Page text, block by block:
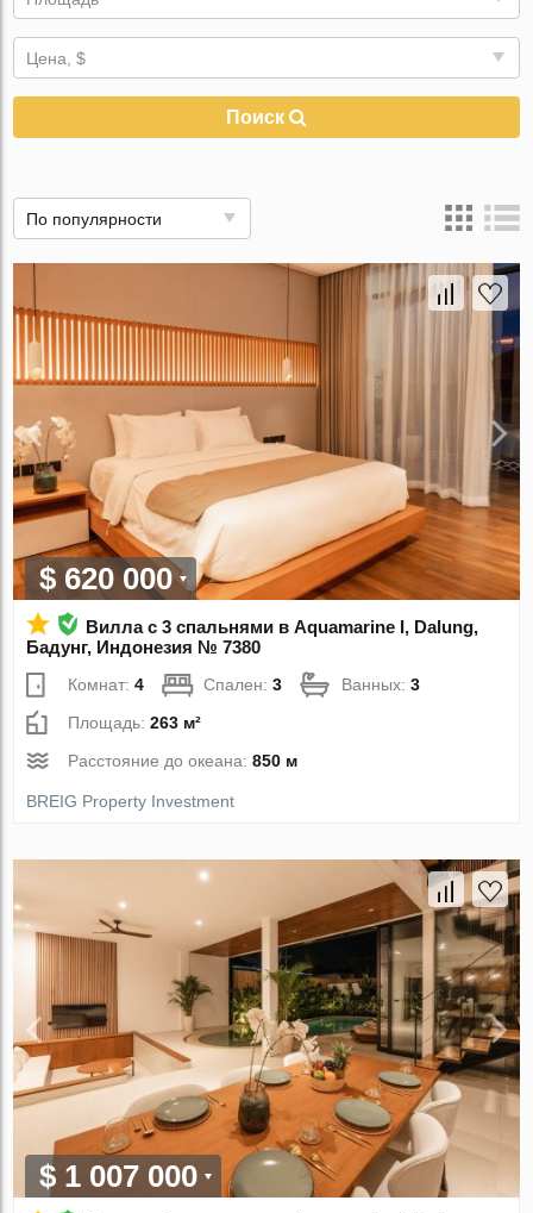
Цена, $
Поиск
По популярности
$ 620 000
Вилла с 3 спальнями в Aquamarine I, Dalung,
Бадунг, Индонезия № 7380
Комнат:4 Спален:3 Ванных:3
Площадь:263 м²
Расстояние до океана:850 м
BREIG Property Investment
$ 1 007 000